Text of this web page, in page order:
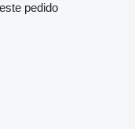
pedido